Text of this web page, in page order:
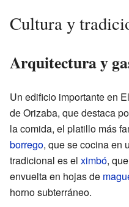
Cultura y
Arquitectura y
Un edificio importante en
de Orizaba, que destaca
la comida, el platillo más
borrego, que se cocina en
tradicional es el ximbó,
envuelta en hojas de
horno subterráneo.